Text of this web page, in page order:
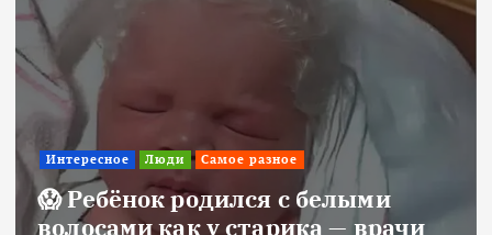
Интересное Люди Самое разное
😱 Ребёнок родился с белыми
волосами как у старика — врачи